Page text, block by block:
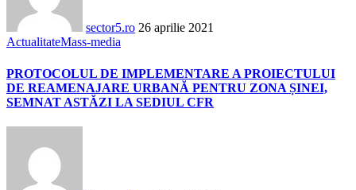
sector5.ro 26 aprilie 2021
ActualitateMass-media
PROTOCOLUL DE IMPLEMENTARE A PROIECTULUI
DE REAMENAJARE URBANĂ PENTRU ZONA ȘINEI,
SEMNAT ASTĂZI LA SEDIUL CFR